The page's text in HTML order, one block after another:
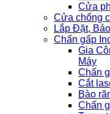
Cửa
Cửa chống
Lắp Đặt,
Chấn gấp
Gia
Máy
Chấn
Cắt
Bào
Chấn